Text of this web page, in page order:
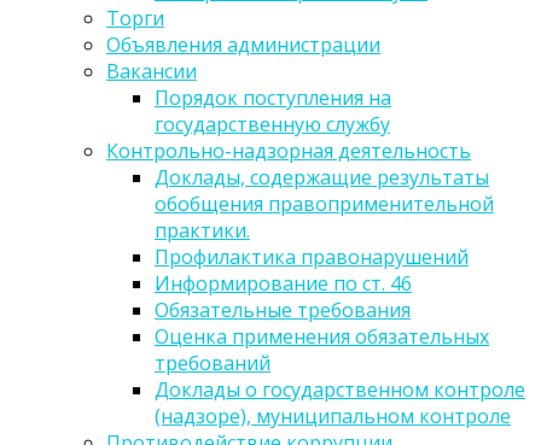
Торги
Объявления администрации
Вакансии
Порядок поступления на
государственную службу
Контрольно-надзорная деятельность
Доклады, содержащие результаты
обобщения правоприменительной
практики.
Профилактика правонарушений
Информирование по ст. 46
Обязательные требования
Оценка применения обязательных
требований
Доклады о государственном контроле
(надзоре), муниципальном контроле